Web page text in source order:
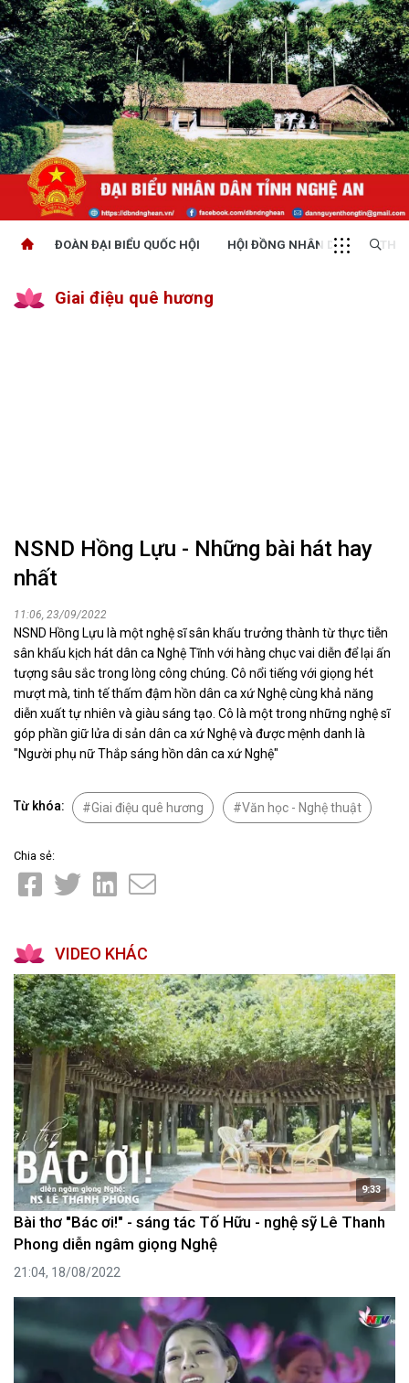
ĐOÀN ĐẠI BIỂU QUỐC HỘI HỘI ĐỒNG NHÂN DÂN
Giai điệu quê hương
NSND Hồng Lựu - Những bài hát hay
nhất
11:06, 23/09/2022
NSND Hồng Lựu là một nghệ sĩ sân khấu trưởng thành từ thực tiễn
sân khấu kịch hát dân ca Nghệ Tĩnh với hàng chục vai diễn để lại ấn
tượng sâu sắc trong lòng công chúng. Cô nổi tiếng với giọng hét
mượt mà, tinh tế thấm đậm hồn dân ca xứ Nghệ cùng khả năng
diễn xuất tự nhiên và giàu sáng tạo. Cô là một trong những nghệ sĩ
góp phần giữ lửa di sản dân ca xứ Nghệ và được mệnh danh là
"Người phụ nữ Thắp sáng hồn dân ca xứ Nghệ"
Từ khóa: Giai điệu quê hương Văn học - Nghệ thuật
Chia sẻ:
VIDEO KHÁC
9:33
Bài thơ "Bác ơi!" - sáng tác Tố Hữu - nghệ sỹ Lê Thanh
Phong diễn ngâm giọng Nghệ
21:04, 18/08/2022